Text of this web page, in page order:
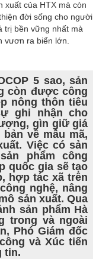
xuất của HTX mà còn
đời sống cho người
trị bền vững nhất mà
vươn ra biển lớn.
5 sao, sản
còn được công
nông thôn tiêu
ghi nhận cho
gìn giữ giá
về mẫu mã,
Việc có sản
phẩm công
quốc gia sẽ tạo
hợp tác xã trên
nghệ, nâng
sản xuất. Qua
sản phẩm Hà
trong và ngoài
Phó Giám đốc
và Xúc tiến
tin.